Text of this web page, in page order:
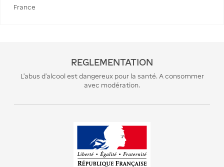
France
REGLEMENTATION
L’abus d’alcool est dangereux pour la santé. A consommer
avec modération.